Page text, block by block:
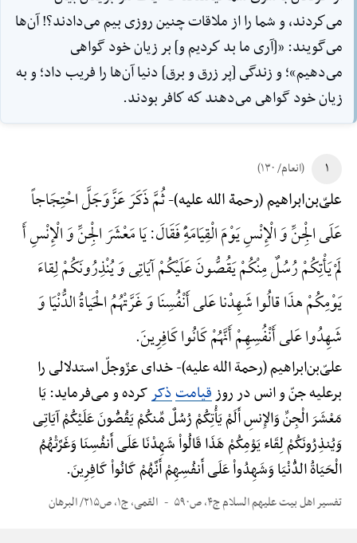
مى‌كردند، و شما را از ملاقات چنين روزى بيم مى‌دادند؟! آن‌ها
مى‌گويند: «[آرى ما بد كرديم و] بر زيان خود گواهى
مى‌دهيم»؛ و زندگى [پر زرق و برق] دنيا آن‌ها را فريب داد؛ و به
زيان خود گواهى مى‌دهند كه كافر بودند.
۱ (انعام/ ۱۳۰)
علیّ‌بن‌ابراهیم (رحمة الله علیه)-ثُمَّ ذَکَرَ عَزَّوَجَلَّ احْتِجَاجاً
عَلَی الْجِنِّ وَ الْإِنْسِ یَوْمَ الْقِیَامَهًِْ فَقَالَ: یَا مَعْشَرَ الْجِنِّ وَ الْإِنْسِ أَ
لَمْ یَأْتِکُمْ رُسُلٌ مِنْکُمْ یَقُصُّونَ عَلَیْکُمْ آیَاتِی وَ یُنْذِرُونَکُمْ لِقاءَ
یَوْمِکُمْ هذَا قالُوا شَهِدْنا عَلی أَنْفُسِنَا وَ غَرَّتْهُمُ الْحَیاةُ الدُّنْیَا وَ
شَهِدُوا عَلی أَنْفُسِهِمْ أَنَّهُمْ کَانُوا کَافِرِینَ.
علیّ‌بن‌ابراهیم (رحمة الله علیه)-خدای عزّوجلّ استدلالی را
برعلیه جنّ و انس در روزقیامتذکرکرده و می‌فرماید: یَا
مَعْشَرَ الْجِنِّ وَالإِنسِ أَلَمْ یَأْتِکُمْ رُسُلٌ مِّنکُمْ یَقُصُّونَ عَلَیْکُمْ آیَاتِی
وَیُنذِرُونَکُمْ لِقَاء یَوْمِکُمْ هَذَا قَالُواْ شَهِدْنَا عَلَی أَنفُسِنَا وَغَرَّتْهُمُ
الْحَیَاةُ الدُّنْیَا وَشَهِدُواْ عَلَی أَنفُسِهِمْ أَنَّهُمْ کَانُواْ کَافِرِینَ.
تفسیر اهل بیت علیهم السلام ج۴، ص۵۹۰ القمی، ج۱، ص۲۱۵/ البرهان